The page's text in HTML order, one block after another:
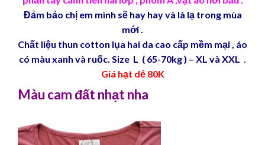
Đảm bảo chị em mình sẽ hay hay và là lạ trong mùa
mới .
Chất liệu thun cotton lụa hai da cao cấp mềm mại , áo
có màu xanh và ruốc. Size L ( 65-70kg ) – XL và XXL .
Giá hạt dẻ 80K
Màu cam đất nhạt nha